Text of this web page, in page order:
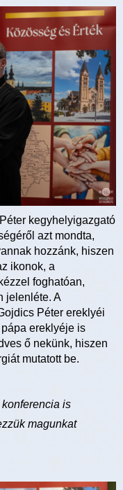
kegyhelyigazgató
azt mondta,
hozzánk, hiszen
ikonok, a
foghatóan,
jelenléte. A
Péter ereklyéi
ereklyéje is
ő nekünk, hiszen
mutatott be.
is
magunkat